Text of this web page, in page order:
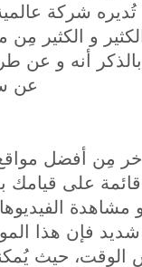
تُديره شركة
و الكثير مِن
بالذكر أنه و عن
عن
مِن أفضل مواقع
على قيامك
مشاهدة
شديد فإن هذا
حيث